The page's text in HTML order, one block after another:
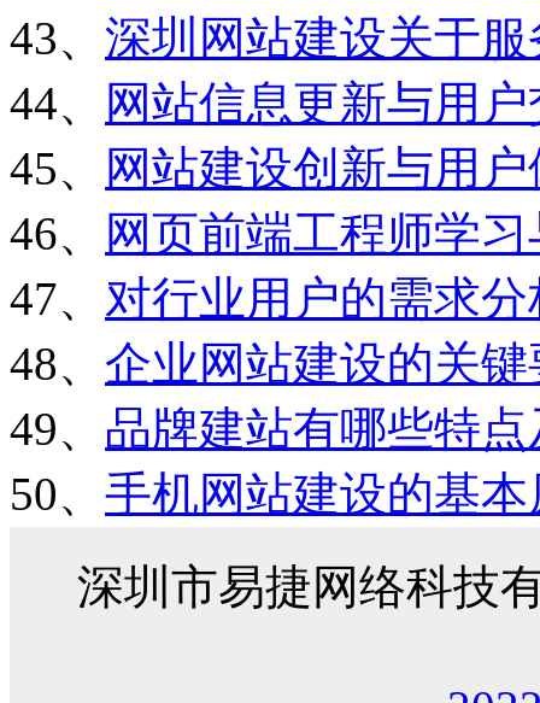
43、 深圳网站建设关于
44、
网站信息更新与用
45、
网站建设创新与用
46、
网页前端工程师学
47、 对行业用户的需求
48、 企业网站建设的关
49、 品牌建站有哪些特
50、 手机网站建设的基本
深圳市易捷网络科